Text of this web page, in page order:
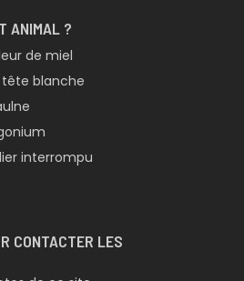
ANIMAL ?
de miel
blanche
interrompu
CONTACTER LES